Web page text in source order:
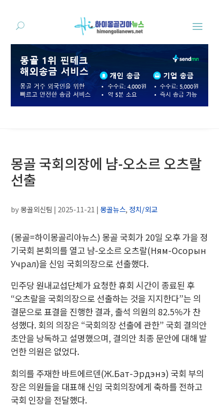
몽골 국회의장에 냠-오소르 오츠랄
선출
by몽골외신팀 | 2025-11-21 |몽골뉴스, 정치/외교
(몽골=하이몽골리아뉴스) 몽골 국회가 20일 오후 가을 정
기국회 본회의를 열고 냠-오소르 오츠랄(Ням-Осорын
Учрал)을 신임 국회의장으로 선출했다.
민주당 원내교섭단체가 요청한 휴회 시간이 종료된 후
“오츠랄을 국회의장으로 선출하는 것을 지지한다”는 의
결문으로 표결을 진행한 결과, 출석 의원의 82.5%가 찬
성했다. 회의 의장은 “국회의장 선출에 관한” 국회 결의안
초안을 낭독하고 설명했으며, 결의안 최종 문안에 대해 발
언한 의원은 없었다.
회의를 주재한 바트에르덴(Ж.Бат-Эрдэнэ) 국회 부의
장은 의원들을 대표해 신임 국회의장에게 축하를 전하고
국회 인장을 전달했다.